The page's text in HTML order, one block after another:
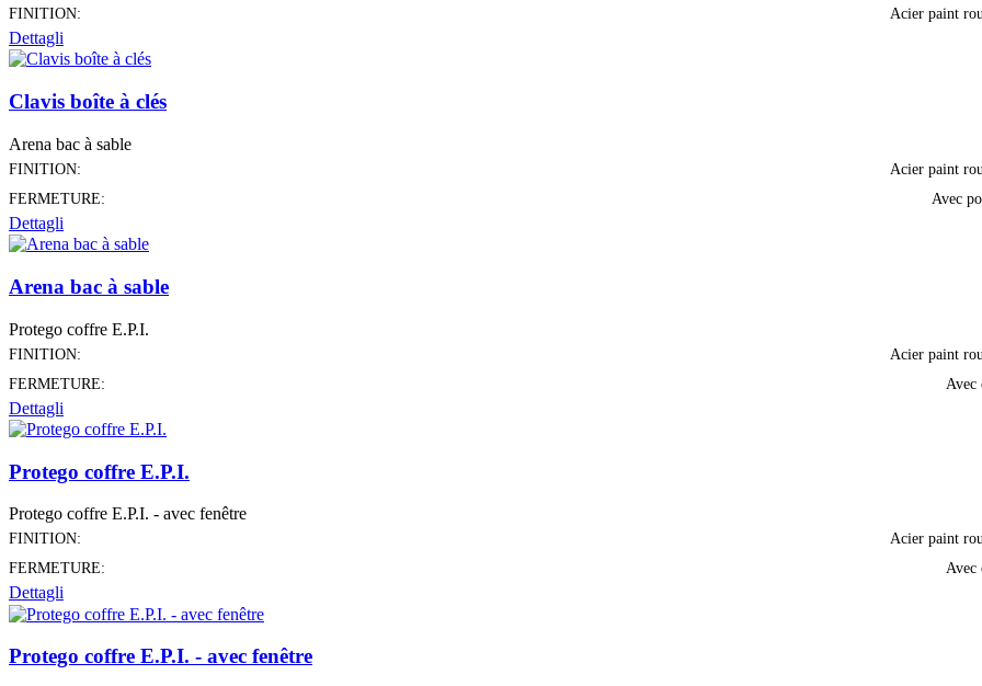
FINITION: Acier paint
Dettagli
Clavis boîte à clés
Arena bac à sable
FINITION:
Acier paint
FERMETURE:
Avec
Dettagli
Arena bac à sable
Protego coffre E.P.I.
FINITION:
Acier paint
FERMETURE:
Avec
Dettagli
Protego coffre E.P.I.
Protego coffre E.P.I. - avec fenêtre
FINITION:
Acier paint
FERMETURE:
Avec
Dettagli
Protego coffre E.P.I. - avec fenêtre